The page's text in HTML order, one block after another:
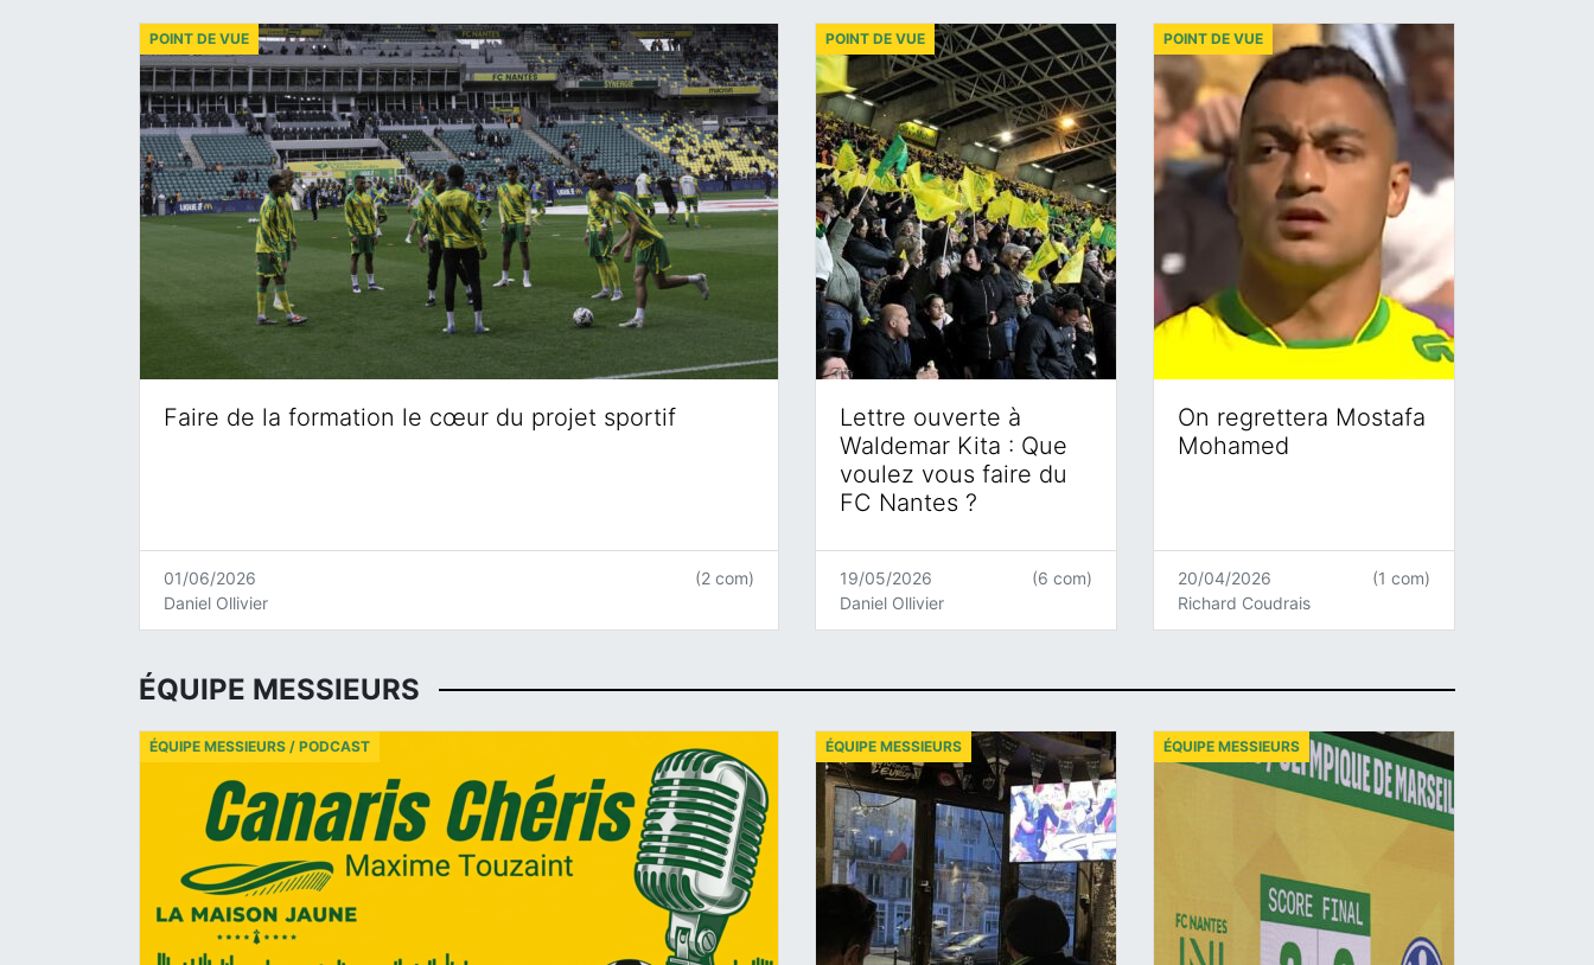
Faire de la formation le cœur du projet sportif
POINT DE VUE
01/06/2026
Daniel Ollivier
(2 com)
Lettre ouverte à
Waldemar Kita : Que
voulez vous faire du
FC Nantes ?
POINT DE VUE
19/05/2026
Daniel Ollivier
(6 com)
On regrettera Mostafa
Mohamed
POINT DE VUE
20/04/2026
Richard Coudrais
(1 com)
ÉQUIPE MESSIEURS
ÉQUIPE MESSIEURS / PODCAST ÉQUIPE MESSIEURS ÉQUIPE MESSIEURS